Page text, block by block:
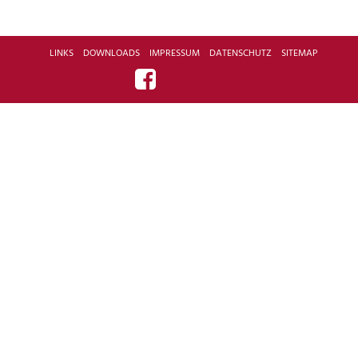
LINKS DOWNLOADS IMPRESSUM DATENSCHUTZ SITEMAP